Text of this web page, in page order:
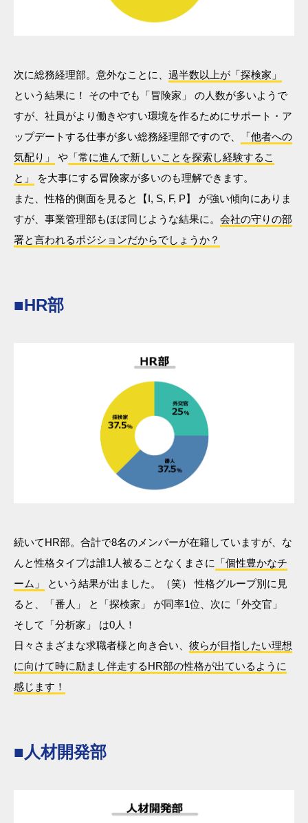
次に総務経理部。意外なことに、 過半数以上が「探検家」
という結果に！ その中でも「冒険家」 の人数が多いようで
すが、社員がより働きやすい環境を作るためにサポート・ア
ップデートする仕事が多い総務経理部ですので、
「他者への
気配り」
や 「常に進んで新しいことを探索し経験するこ
と」
を大事にする冒険家が多いのも理解できます。
また、性格的側面を見ると【I, S, F, P】 が強い傾向にありま
すが、事業管理部もほぼ同じような結果に。 会社の守りの部
署と言われるポジションだからでしょうか？
■HR部
続いてHR部。合計で8名のメンバーが在籍していますが、な
んと性格タイプは誰1人被ることなくまさに
「個性豊かなチ
ーム」
という結果が出ました。（笑） 性格グループ別に見
ると、「番人」 と「探検家」 が同率1位、次に「外交官」
そして「分析家」 は0人！
日々さまざまな求職者様と向き合い、 彼らが目指したい理想
に向けて時に励まし伴走するHR部の性格が出ているように
感じます！
■人材開発部